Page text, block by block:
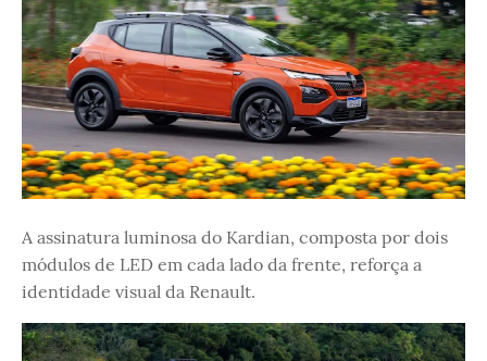
A assinatura luminosa do Kardian, composta por dois
módulos de LED em cada lado da frente, reforça a
identidade visual da Renault.